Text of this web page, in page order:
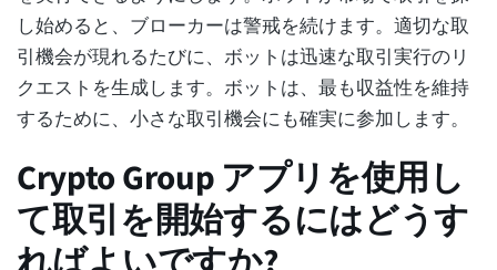
し始めると、ブローカーは警戒を続けます。適切な取
引機会が現れるたびに、ボットは迅速な取引実行のリ
クエストを生成します。ボットは、最も収益性を維持
するために、小さな取引機会にも確実に参加します。
Crypto Group アプリを使用し
て取引を開始するにはどうす